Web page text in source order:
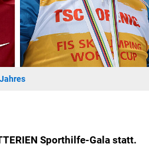
Sporthilfe-Gala statt.